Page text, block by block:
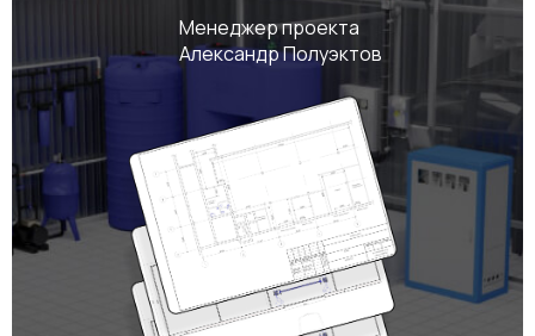
Менеджер проекта
Александр Полуэктов